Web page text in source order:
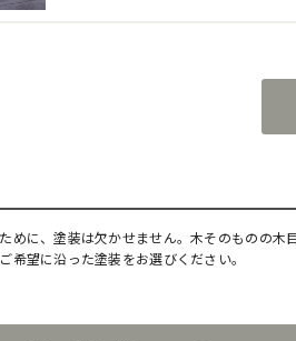
めに、塗装は欠かせません。木そのものの
希望に沿った塗装をお選びください。